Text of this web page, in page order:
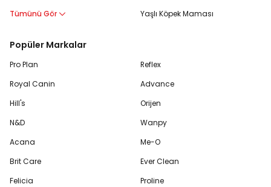
Tümünü Gör
Yaşlı Köpek Maması
Popüler Markalar
Pro Plan
Royal Canin
Hill's
N&D
Acana
Brit Care
Felicia
Reflex
Advance
Orijen
Wanpy
Me-O
Ever Clean
Proline